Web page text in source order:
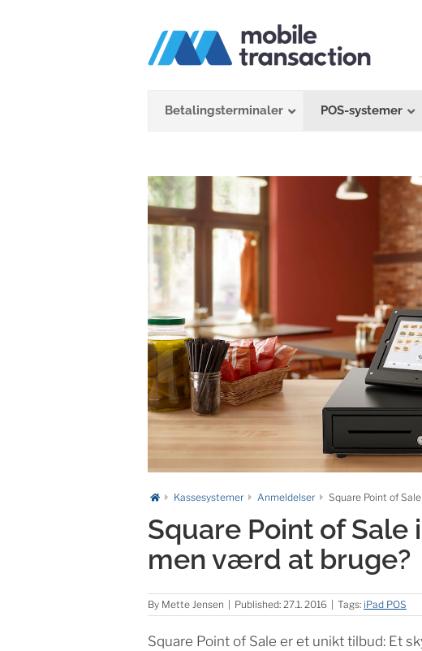
Betalingsterminaler POS-systemer
Kassesystemer Anmeldelser Square Point of
Square Point of Sale
men værd at bruge?
By Mette Jensen Published: 27.1. 2016 Tags: iPad POS
Square Point of Sale er et unikt tilbud: Et